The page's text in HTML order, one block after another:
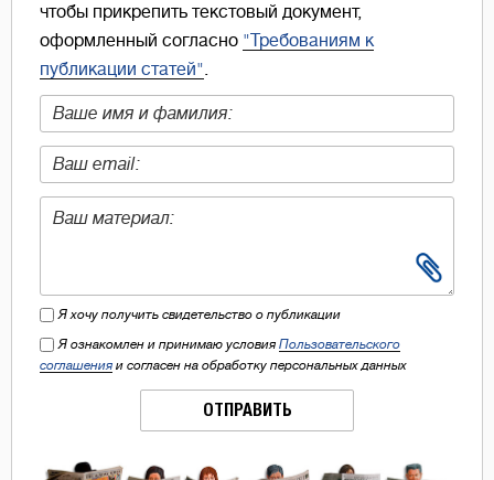
чтобы прикрепить текстовый документ,
оформленный согласно "Требованиям к
публикации статей"
Я хочу получить свидетельство о публикации
Я ознакомлен и принимаю условия Пользовательского
соглашения и согласен на обработку персональных данных
ОТПРАВИТЬ